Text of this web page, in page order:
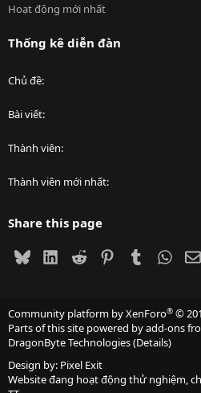
Hoạt động mới nhất
Thống kê diễn đàn
Chủ đề
Bài viết
Thành viên
Thành viên mới nhất
Share this page
BlueskyLinkedIn
Reddit PinterestTumblr
Community platform by XenForo® ©
Parts of this site powered byadd-ons
DragonByte Technologies(Details)
Design by: Pixel Exit
Website đang hoạt động thử nghiệm,